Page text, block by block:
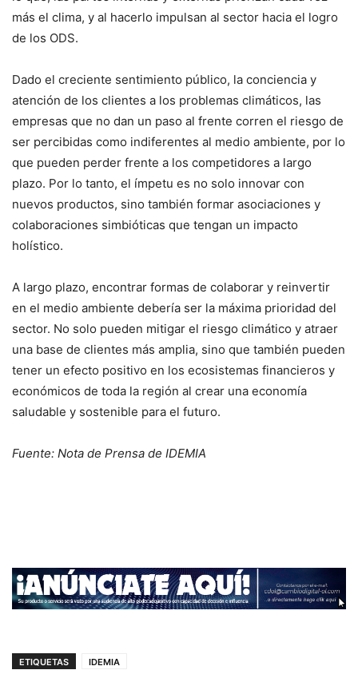
más el clima, y al hacerlo impulsan al sector hacia el logro
de los ODS.
Dado el creciente sentimiento público, la conciencia y
atención de los clientes a los problemas climáticos, las
empresas que no dan un paso al frente corren el riesgo de
ser percibidas como indiferentes al medio ambiente, por lo
que pueden perder frente a los competidores a largo
plazo. Por lo tanto, el ímpetu es no solo innovar con
nuevos productos, sino también formar asociaciones y
colaboraciones simbióticas que tengan un impacto
holístico.
A largo plazo, encontrar formas de colaborar y reinvertir
en el medio ambiente debería ser la máxima prioridad del
sector. No solo pueden mitigar el riesgo climático y atraer
una base de clientes más amplia, sino que también pueden
tener un efecto positivo en los ecosistemas financieros y
económicos de toda la región al crear una economía
saludable y sostenible para el futuro.
Fuente: Nota de Prensa de IDEMIA
ETIQUETAS IDEMIA